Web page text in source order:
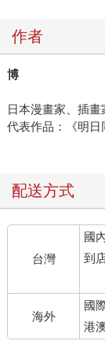
作者
博
日本漫畫家、插畫
代表作品：《明日
配送方式
台灣
國
到
海外
國
港